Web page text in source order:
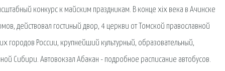
конкурс к майским праздникам. В конце xix века в Ачинске
действовал гостиный двор, 4 церкви от Томской православной
России, крупнейший культурный, образовательный,
Сибири. Автовокзал Абакан - подробное расписание автобусов.